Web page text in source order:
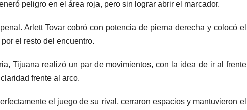
peligro en el área roja, pero sin lograr abrir el marcador.
Arlett Tovar cobró con potencia de pierna derecha y colocó el
el resto del encuentro.
Tijuana realizó un par de movimientos, con la idea de ir al frente
frente al arco.
el juego de su rival, cerraron espacios y mantuvieron el